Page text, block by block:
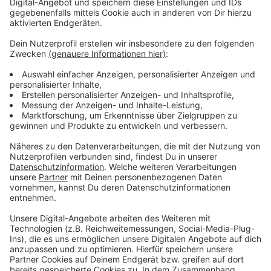
Sie wisse außerdem, dass es bei den aktuellen Corona-
Infektionszahlen eine schwierige Zeit sei, zu streiken.
Man habe mit der Uniklinik aber eine Notdienst-
Versorgung vereinbart, so dass Notfälle weiter
versorgt werden können.
Anzeige
Weitere Infos und Links zum Thema
Anzeige
Warnstreik von Verdi an mehreren Unikliniken
Hier informiert die Uniklinik Düsseldorf über den